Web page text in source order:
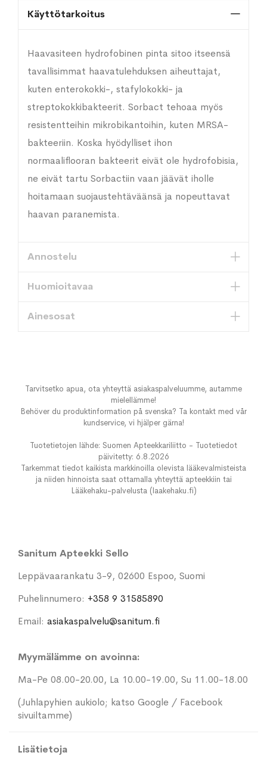
Käyttötarkoitus
Haavasiteen hydrofobinen pinta sitoo itseensä
tavallisimmat haavatulehduksen aiheuttajat,
kuten enterokokki-, stafylokokki- ja
streptokokkibakteerit. Sorbact tehoaa myös
resistentteihin mikrobikantoihin, kuten MRSA-
bakteeriin. Koska hyödylliset ihon
normaaliflooran bakteerit eivät ole hydrofobisia,
ne eivät tartu Sorbactiin vaan jäävät iholle
hoitamaan suojaustehtäväänsä ja nopeuttavat
haavan paranemista.
Annostelu
Huomioitavaa
Ainesosat
Tarvitsetko apua, ota yhteyttä asiakaspalveluumme, autamme
mielellämme!
Behöver du produktinformation på svenska? Ta kontakt med vår
kundservice, vi hjälper gärna!
Tuotetietojen lähde: Suomen Apteekkariliitto - Tuotetiedot
päivitetty: 6.8.2026
Tarkemmat tiedot kaikista markkinoilla olevista lääkevalmisteista
ja niiden hinnoista saat ottamalla yhteyttä apteekkiin tai
Lääkehaku-palvelusta (laakehaku.fi)
Sanitum Apteekki Sello
Leppävaarankatu 3-9, 02600 Espoo, Suomi
Puhelinnumero: +358 9 31585890
Email: asiakaspalvelu@sanitum.fi
Myymälämme on avoinna:
Ma-Pe 08.00-20.00, La 10.00-19.00, Su 11.00-18.00
(Juhlapyhien aukiolo; katso Google / Facebook
sivuiltamme)
Lisätietoja